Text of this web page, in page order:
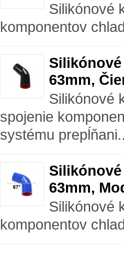
Silikónové
komponentov
Silikónové
63mm,
Silikónové
spojenie
systému
Silikónové
63mm,
Silikónové
komponentov